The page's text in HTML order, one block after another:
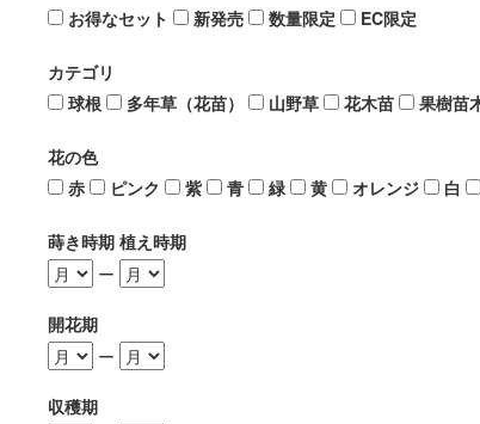
お得なセット
新発売 数量限定 EC限定
カテゴリ
球根
多年草（花苗） 山野草 花木苗 果樹苗
花の色
赤
ピンク 紫 青 緑 黄 オレンジ 白
蒔き時期 植え時期
ー
開花期
ー
収穫期